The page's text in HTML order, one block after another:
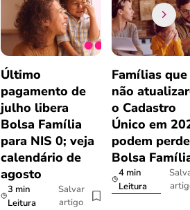
Último
pagamento de
julho libera
Bolsa Família
para NIS 0; veja
calendário de
agosto
3 min
Leitura
Salvar
artigo
Famílias que
não
o Cadastro
Único em
podem
Bolsa
4 min
Leitura